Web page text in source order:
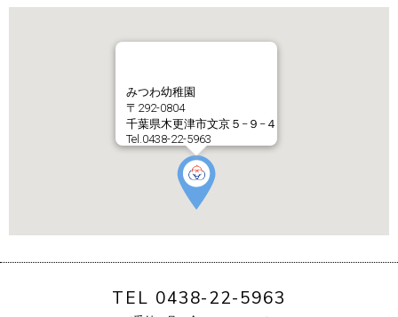
みつわ幼稚園
〒292-0804
千葉県木更津市文京５−９−４
Tel.0438-22-5963
TEL 0438-22-5963